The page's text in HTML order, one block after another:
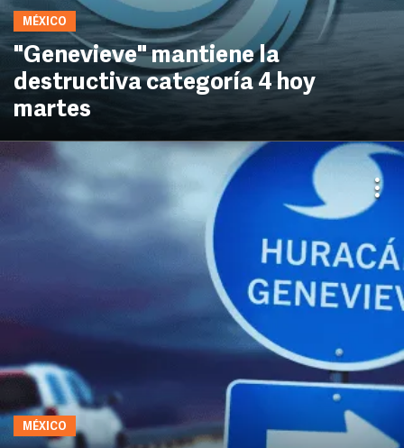
MÉXICO
"Genevieve" mantiene la
destructiva categoría 4 hoy
martes
MÉXICO